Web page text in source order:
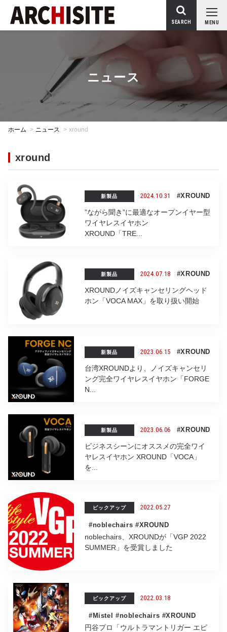
MENU
SEARCH
ニュース
ホーム > ニュース > xround
xround
新製品 2024.10.31 #XROUND
”ながら聞き”に最適なオープンイヤー型
ワイヤレスイヤホン
XROUND「TRE...
新製品 2024.07.18 #XROUND
XROUNDノイズキャンセリングヘッド
ホン「VOCA MAX」を取り扱い開始
新製品 2023.06.15 #XROUND
台湾XROUNDより、ノイズキャンセリ
ング完全ワイヤレスイヤホン「FORGE
N...
新製品 2023.06.06 #XROUND
ビジネスシーンにオススメの完全ワイ
ヤレスイヤホン XROUND「VOCA」
を...
ピックアップ 2022.05.27
#noblechairs #XROUND
noblechairs、XROUNDが「VGP 2022
SUMMER」を受賞しました
ピックアップ 2022.03.18
#Mistel #noblechairs #XROUND
円谷プロ「ウルトラマントリガー エピ